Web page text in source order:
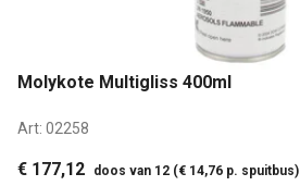
Molykote Multigliss 400ml
Art: 02258
€ 177,12 doos van 12 (€ 14,76 p. spuitbus)